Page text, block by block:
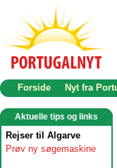
Forside Nyt fra
Aktuelle tips og links
Rejser til Algarve
Prøv ny søgemaskine